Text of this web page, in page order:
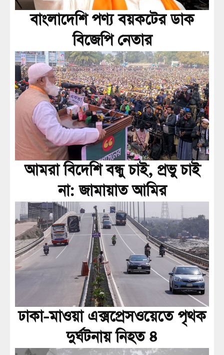
বাংলাদেশি পণ্য বয়কটের ডাক
বিজেপি নেতার
আমরা বিদেশি বন্ধু চাই, প্রভু চাই
না: জামায়াত আমির
ঢাকা-মাওয়া এক্সপ্রেসওয়েতে পৃথক
দুর্ঘটনায় নিহত ৪